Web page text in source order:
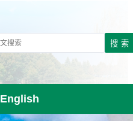
English